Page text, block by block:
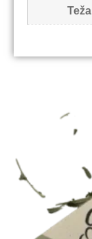
Teža